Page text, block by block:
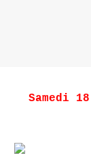
Samedi